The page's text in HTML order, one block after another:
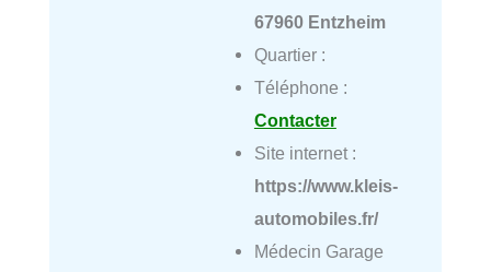
67960 Entzheim
Quartier :
Téléphone :
Contacter
Site internet :
https://www.kleis-
automobiles.fr/
Médecin Garage